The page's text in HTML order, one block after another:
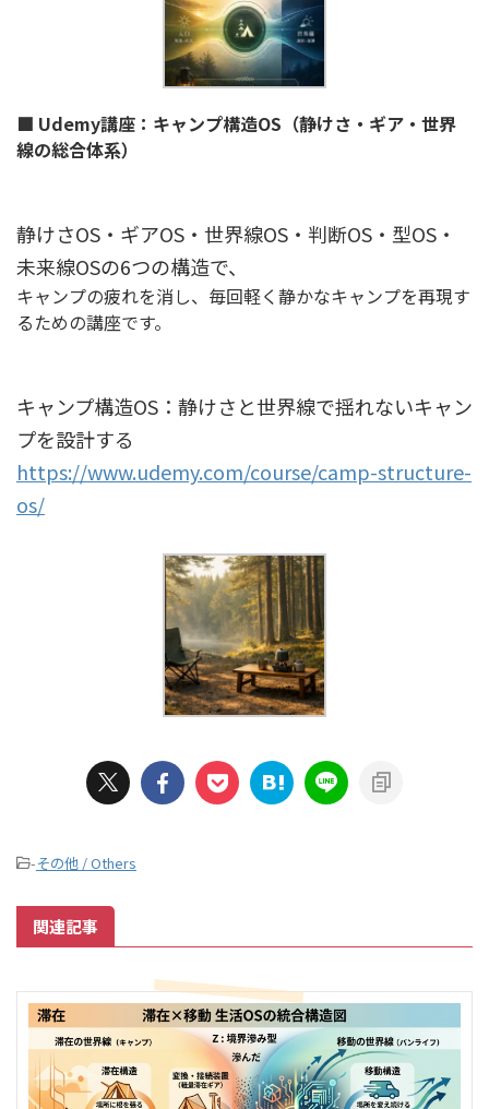
■ Udemy講座：キャンプ構造OS（静けさ・ギア・世界
線の総合体系）
静けさOS・ギアOS・世界線OS・判断OS・型OS・
未来線OSの6つの構造で、
キャンプの疲れを消し、毎回軽く静かなキャンプを再現す
るための講座です。
キャンプ構造OS：静けさと世界線で揺れないキャン
プを設計する
https://www.udemy.com/course/camp-structure-
os/
-その他 / Others
関連記事